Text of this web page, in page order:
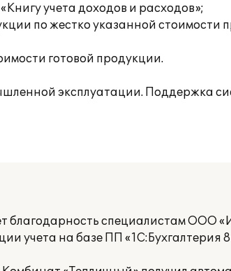
учета доходов и расходов»;
по жестко указанной
готовой продукции.
эксплуатации. Поддержка
благодарность специалистам ООО
учета на базе ПП «1С:Бухгалтерия